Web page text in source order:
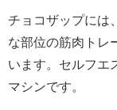
チョコザップには
な部位の筋肉トレ
います。セルフエ
マシンです。